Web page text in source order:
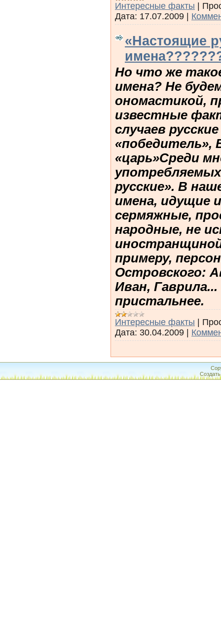
Интересные факты |
Дата: 17.07.2009 |
«Настоящие
Но что же
имена? Не
ономастикой,
известные
случаев
«победитель»,
«царь»Среди
русские». В
имена, идущие
сермяжные,
народные, не
примеру,
Островского:
Иван,
пристальнее.
Интересные факты |
Дата: 30.04.2009 |